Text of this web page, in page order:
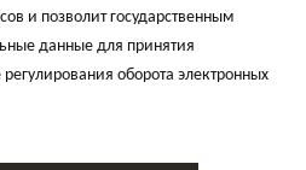
и позволит государственным
данные для принятия
оборота электронных